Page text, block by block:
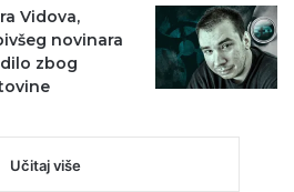
Vidova,
novinara
zbog
Učitaj više